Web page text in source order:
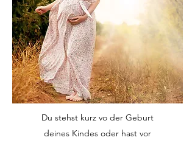
Du stehst kurz vo der Geburt
deines Kindes oder hast vor